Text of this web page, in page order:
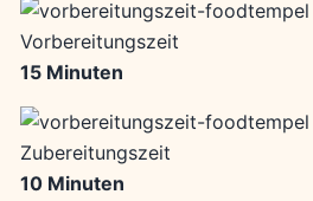
Vorbereitungszeit
15 Minuten
Zubereitungszeit
10 Minuten